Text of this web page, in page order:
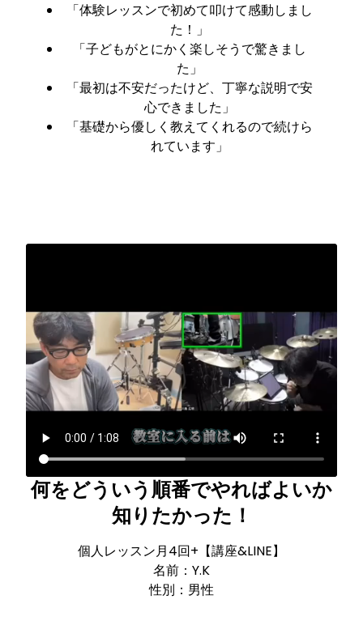
「体験レッスンで初めて叩けて感動しまし
た！」
「子どもがとにかく楽しそうで驚きまし
た」
「最初は不安だったけど、丁寧な説明で安
心できました」
「基礎から優しく教えてくれるので続けら
れています」
何をどういう順番でやればよいか
知りたかった！
個人レッスン月4回+【講座&LINE】
名前：Y.K
性別：男性